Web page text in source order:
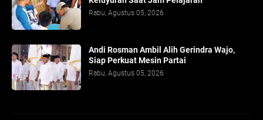
Rabu, Agustus 05, 2026
Andi Rosman Ambil Alih Gerindra Wajo,
Siap Perkuat Mesin Partai
Rabu, Agustus 05, 2026